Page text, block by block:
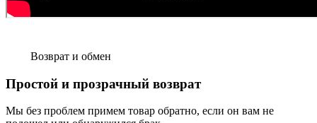
Возврат и обмен
Простой и прозрачный возврат
Мы без проблем примем товар обратно, если он вам не